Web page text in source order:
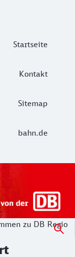
Startseite
Kontakt
Sitemap
bahn.de
Ziel ist ein
zu DB Regio